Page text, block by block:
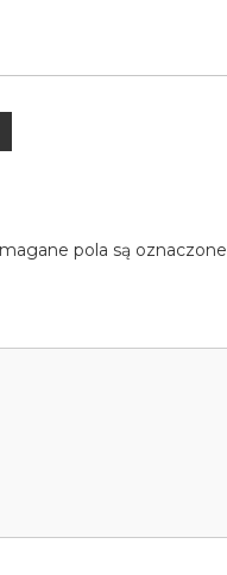
pola są oznaczone